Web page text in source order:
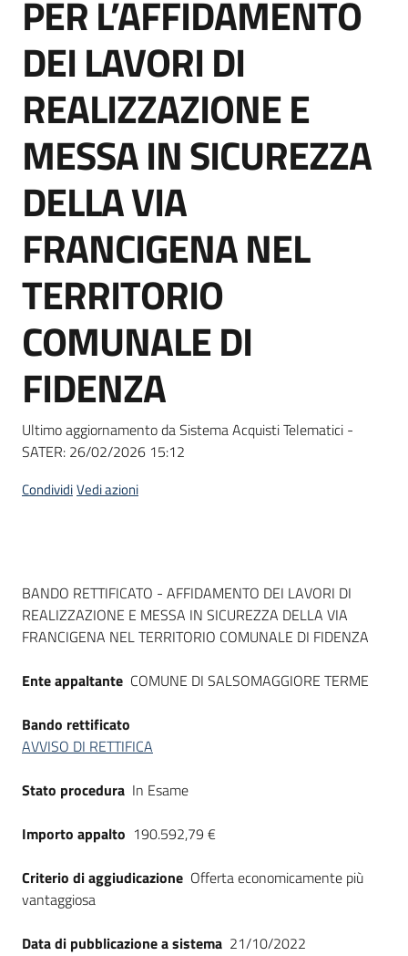
Supporto
Piattaforme
telematiche
English
site
Seguici
su
PER L’AFFIDAMENTO
DEI LAVORI DI
REALIZZAZIONE E
MESSA IN SICUREZZA
DELLA VIA
FRANCIGENA NEL
TERRITORIO
COMUNALE DI
FIDENZA
Ultimo aggiornamento da Sistema Acquisti Telematici -
SATER: 26/02/2026 15:12
CondividiVedi azioni
Dati del bando
BANDO RETTIFICATO - AFFIDAMENTO DEI LAVORI DI
REALIZZAZIONE E MESSA IN SICUREZZA DELLA VIA
FRANCIGENA NEL TERRITORIO COMUNALE DI FIDENZA
Ente appaltante COMUNE DI SALSOMAGGIORE TERME
Bando rettificato
AVVISO DI RETTIFICA
Stato procedura In Esame
Importo appalto 190.592,79 €
Criterio di aggiudicazione Offerta economicamente più
vantaggiosa
Data di pubblicazione a sistema 21/10/2022